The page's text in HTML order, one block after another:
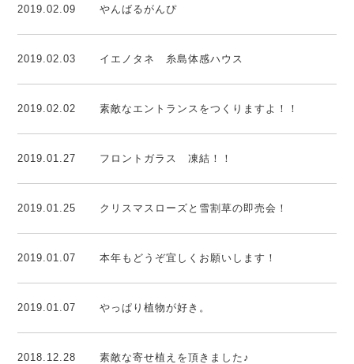
2019.02.09 やんばるがんぴ
2019.02.03 イエノタネ 糸島体感ハウス
2019.02.02 素敵なエントランスをつくりますよ！！
2019.01.27 フロントガラス 凍結！！
2019.01.25 クリスマスローズと雪割草の即売会！
2019.01.07 本年もどうぞ宜しくお願いします！
2019.01.07 やっぱり植物が好き。
2018.12.28 素敵な寄せ植えを頂きました♪